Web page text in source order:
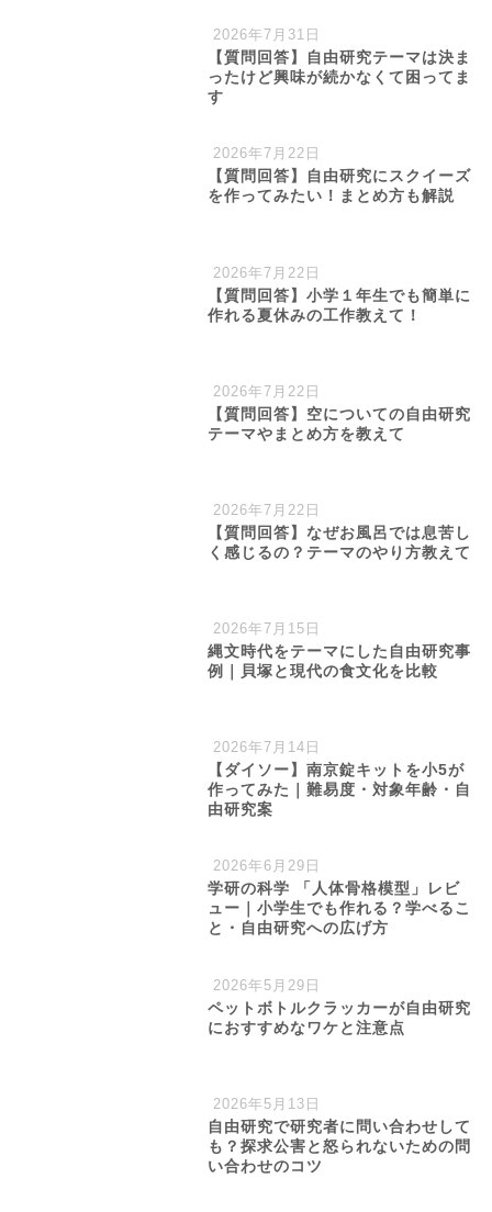
2026年7月31日
【質問回答】自由研究テーマは決ま
ったけど興味が続かなくて困ってま
す
2026年7月22日
【質問回答】自由研究にスクイーズ
を作ってみたい！まとめ方も解説
2026年7月22日
【質問回答】小学１年生でも簡単に
作れる夏休みの工作教えて！
2026年7月22日
【質問回答】空についての自由研究
テーマやまとめ方を教えて
2026年7月22日
【質問回答】なぜお風呂では息苦し
く感じるの？テーマのやり方教えて
2026年7月15日
縄文時代をテーマにした自由研究事
例｜貝塚と現代の食文化を比較
2026年7月14日
【ダイソー】南京錠キットを小5が
作ってみた｜難易度・対象年齢・自
由研究案
2026年6月29日
学研の科学 「人体骨格模型」レビ
ュー｜小学生でも作れる？学べるこ
と・自由研究への広げ方
2026年5月29日
ペットボトルクラッカーが自由研究
におすすめなワケと注意点
2026年5月13日
自由研究で研究者に問い合わせして
も？探求公害と怒られないための問
い合わせのコツ